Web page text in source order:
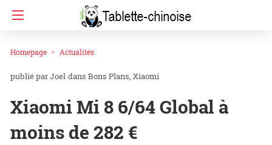
Homepage Actualités
Joel dans Bons Plans Xiaomi
Xiaomi Mi 8 6/64 Global à
moins de 282 €